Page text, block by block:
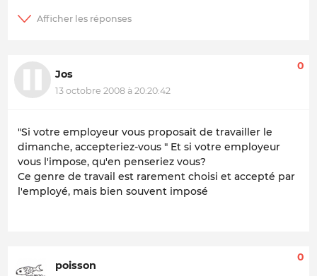
Jos
13 octobre 2008 à 20:20:42
0
"Si votre employeur vous proposait de travailler le
dimanche, accepteriez-vous " Et si votre employeur
vous l'impose, qu'en penseriez vous?
Ce genre de travail est rarement choisi et accepté par
l'employé, mais bien souvent imposé
poisson
0